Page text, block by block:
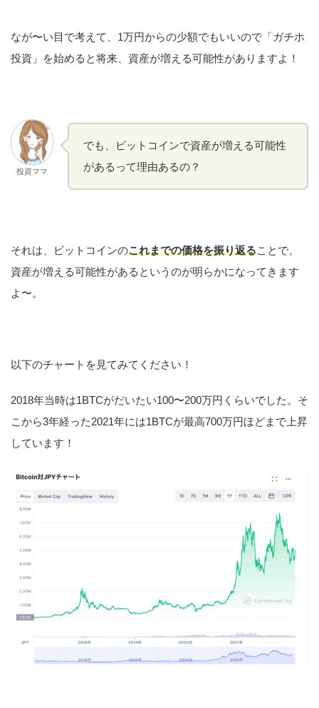
なが〜い目で考えて、1万円からの少額でもいいので「ガチホ
投資」を始めると将来、資産が増える可能性がありますよ！
投資ママ
でも、ビットコインで資産が増える可能性
があるって理由あるの？
それは、ビットコインのこれまでの価格を振り返ることで、
資産が増える可能性があるというのが明らかになってきます
よ〜。
以下のチャートを見てみてください！
2018年当時は1BTCがだいたい100〜200万円くらいでした。そ
こから3年経った2021年には1BTCが最高700万円ほどまで上昇
しています！